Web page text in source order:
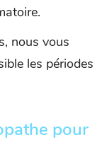
nous vous
les périodes
pour